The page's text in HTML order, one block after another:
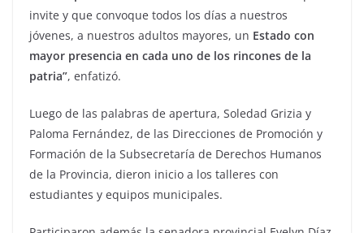
invite y que convoque todos los días a nuestros
jóvenes, a nuestros adultos mayores, un Estado con
mayor presencia en cada uno de los rincones de la
patria”, enfatizó.
Luego de las palabras de apertura, Soledad Grizia y
Paloma Fernández, de las Direcciones de Promoción y
Formación de la Subsecretaría de Derechos Humanos
de la Provincia, dieron inicio a los talleres con
estudiantes y equipos municipales.